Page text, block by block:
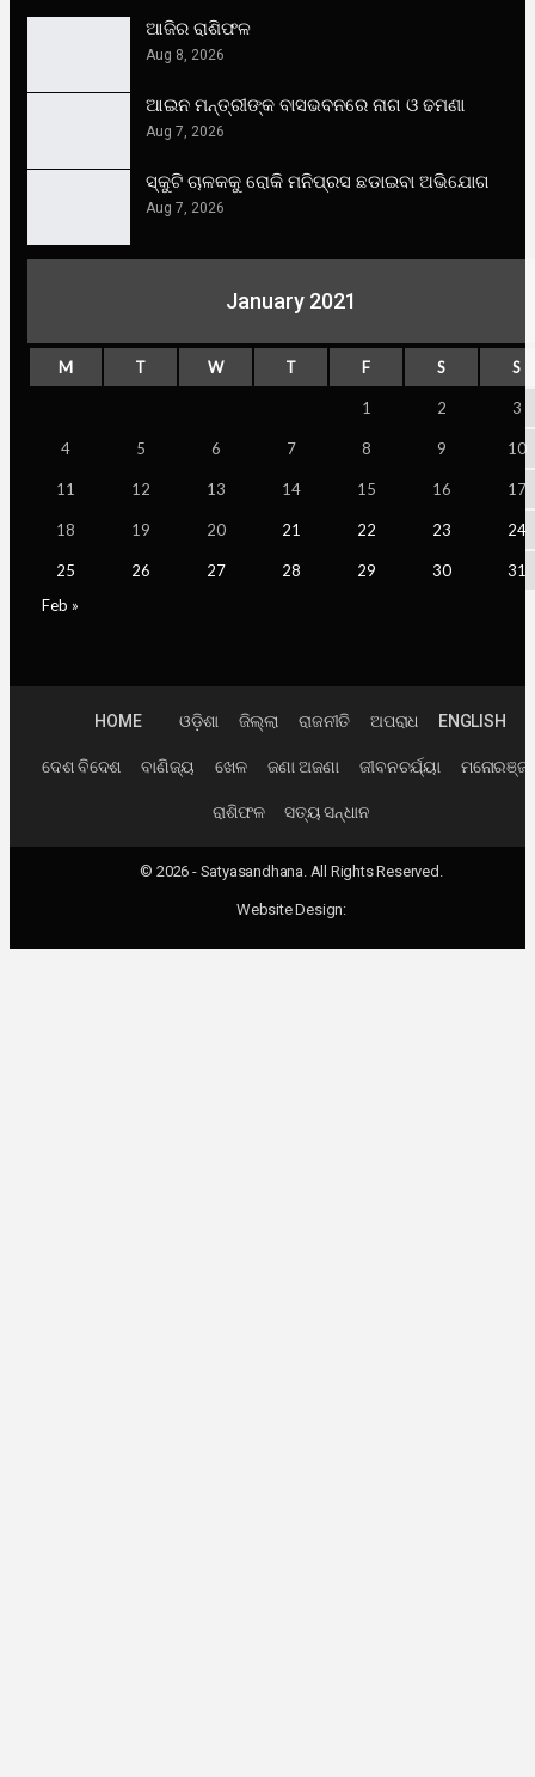
ଆଜିର ରାଶିଫଳ
Aug 8, 2026
ଆଇନ ମନ୍ତ୍ରୀଙ୍କ ବାସଭବନରେ ନାଗ ଓ ଢମଣା
Aug 7, 2026
ସ୍କୁଟି ଚାଳକକୁ ରୋକି ମନିପ୍ରସ ଛଡାଇବା ଅଭିଯୋଗ
Aug 7, 2026
January 2021
M T W T F S S
1 2 3
4 5 6 7 8 9 10
11 12 13 14 15 16 17
18 19 20 21 22 23 24
25 26 27 28 29 30
31
Feb »
HOME ଓଡ଼ିଶା ଜିଲ୍ଲା ରାଜନୀତି ଅପରାଧ ENGLISH
ଦେଶ ବିଦେଶ ବାଣିଜ୍ୟ ଖେଳ ଜଣା ଅଜଣା ଜୀବନଚର୍ଯ୍ୟା
ରାଶିଫଳ ସତ୍ୟ ସନ୍ଧାନ
© 2026 - Satyasandhana. All Rights Reserved.
Website Design: